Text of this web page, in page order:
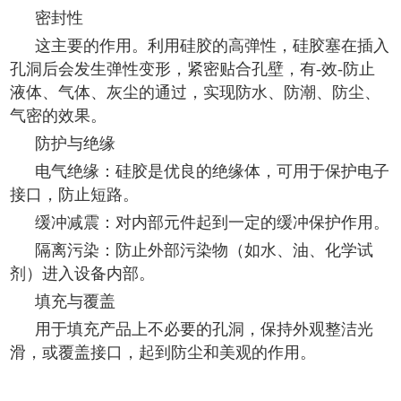
密封性
这主要的作用。利用硅胶的高弹性，硅胶塞在插入
孔洞后会发生弹性变形，紧密贴合孔壁，有-效-防止
液体、气体、灰尘的通过，实现防水、防潮、防尘、
气密的效果。
防护与绝缘
电气绝缘：硅胶是优良的绝缘体，可用于保护电子
接口，防止短路。
缓冲减震：对内部元件起到一定的缓冲保护作用。
隔离污染：防止外部污染物（如水、油、化学试
剂）进入设备内部。
填充与覆盖
用于填充产品上不必要的孔洞，保持外观整洁光
滑，或覆盖接口，起到防尘和美观的作用。